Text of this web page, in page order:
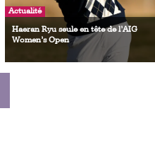
Actualité
Haeran Ryu seule en tête de l’AIG
Women’s Open